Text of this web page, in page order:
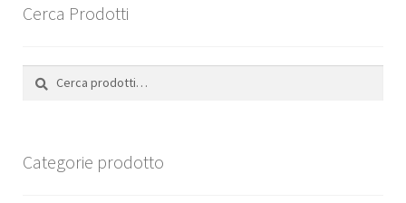
Cerca Prodotti
Categorie prodotto